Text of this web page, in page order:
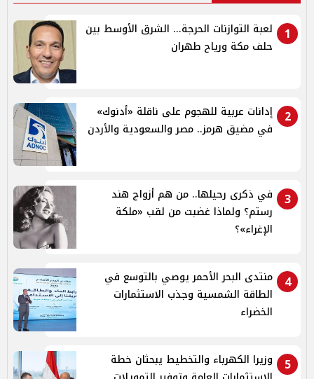
1
لعبة التوازنات الحرجة... الشرق الأوسط بين
حلف مكة ورياح طهران
2
إدانات عربية للهجوم على ناقلة «أدنوك»
في مضيق هرمز.. مصر والسعودية والأردن
3
في ذكرى رحيلها.. من هم أزواج هند
رستم؟ ولماذا غضبت من لقب «ملكة
الإغراء»؟
4
منتدى البحر الأحمر يوصي بالتوسع في
الطاقة الشمسية وجذب الاستثمارات
الخضراء
5
وزيرا الكهرباء والتخطيط يبحثان خطة